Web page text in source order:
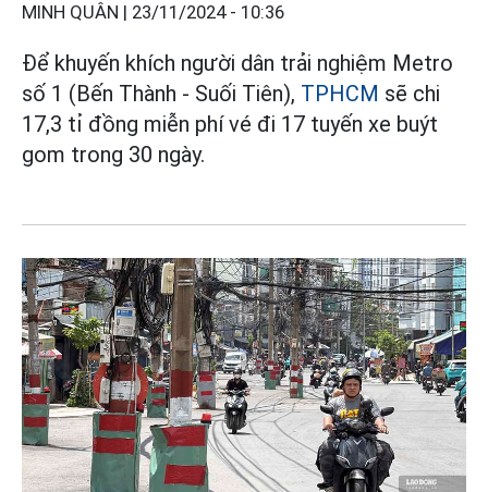
MINH QUÂN | 23/11/2024 - 10:36
Để khuyến khích người dân trải nghiệm Metro
số 1 (Bến Thành - Suối Tiên), TPHCM sẽ chi
17,3 tỉ đồng miễn phí vé đi 17 tuyến xe buýt
gom trong 30 ngày.